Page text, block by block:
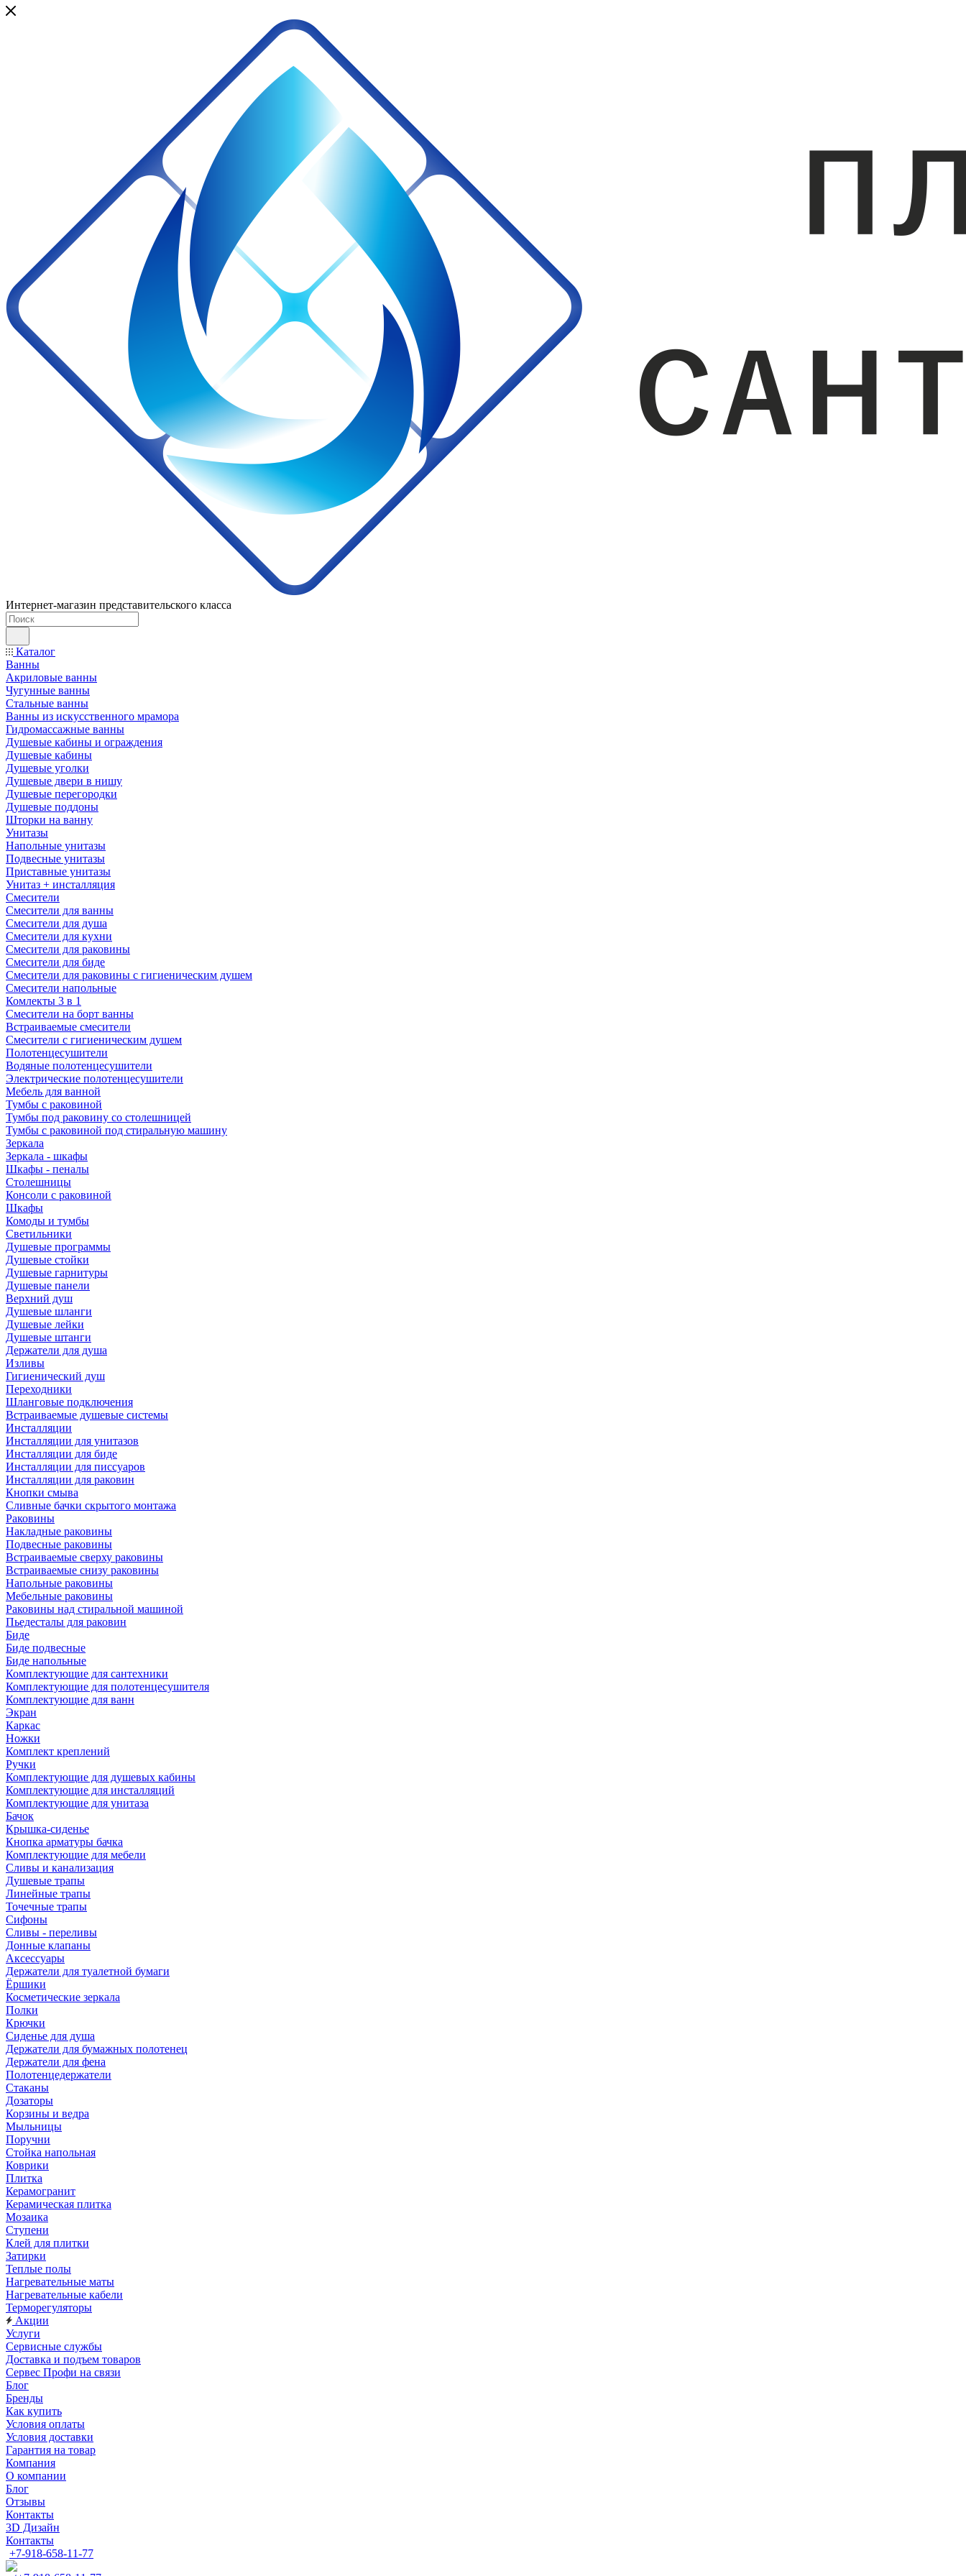
Интернет-магазин представительского класса
Каталог
Ванны
Акриловые ванны
Чугунные ванны
Стальные ванны
Ванны из искусственного мрамора
Гидромассажные ванны
Душевые кабины и ограждения
Душевые кабины
Душевые уголки
Душевые двери в нишу
Душевые перегородки
Душевые поддоны
Шторки на ванну
Унитазы
Напольные унитазы
Подвесные унитазы
Приставные унитазы
Унитаз + инсталляция
Смесители
Смесители для ванны
Смесители для душа
Смесители для кухни
Смесители для раковины
Смесители для биде
Смесители для раковины с гигиеническим душем
Смесители напольные
Комлекты 3 в 1
Смесители на борт ванны
Встраиваемые смесители
Смесители с гигиеническим душем
Полотенцесушители
Водяные полотенцесушители
Электрические полотенцесушители
Мебель для ванной
Тумбы с раковиной
Тумбы под раковину со столешницей
Тумбы с раковиной под стиральную машину
Зеркала
Зеркала - шкафы
Шкафы - пеналы
Столешницы
Консоли с раковиной
Шкафы
Комоды и тумбы
Светильники
Душевые программы
Душевые стойки
Душевые гарнитуры
Душевые панели
Верхний душ
Душевые шланги
Душевые лейки
Душевые штанги
Держатели для душа
Изливы
Гигиенический душ
Переходники
Шланговые подключения
Встраиваемые душевые системы
Инсталляции
Инсталляции для унитазов
Инсталляции для биде
Инсталляции для писсуаров
Инсталляции для раковин
Кнопки смыва
Сливные бачки скрытого монтажа
Раковины
Накладные раковины
Подвесные раковины
Встраиваемые сверху раковины
Встраиваемые снизу раковины
Напольные раковины
Мебельные раковины
Раковины над стиральной машиной
Пьедесталы для раковин
Биде
Биде подвесные
Биде напольные
Комплектующие для сантехники
Комплектующие для полотенцесушителя
Комплектующие для ванн
Экран
Каркас
Ножки
Комплект креплений
Ручки
Комплектующие для душевых кабины
Комплектующие для инсталляций
Комплектующие для унитаза
Бачок
Крышка-сиденье
Кнопка арматуры бачка
Комплектующие для мебели
Сливы и канализация
Душевые трапы
Линейные трапы
Точечные трапы
Сифоны
Сливы - переливы
Донные клапаны
Аксессуары
Держатели для туалетной бумаги
Ёршики
Косметические зеркала
Полки
Крючки
Сиденье для душа
Держатели для бумажных полотенец
Держатели для фена
Полотенцедержатели
Стаканы
Дозаторы
Корзины и ведра
Мыльницы
Поручни
Стойка напольная
Коврики
Плитка
Керамогранит
Керамическая плитка
Мозаика
Ступени
Клей для плитки
Затирки
Теплые полы
Нагревательные маты
Нагревательные кабели
Терморегуляторы
Акции
Услуги
Сервисные службы
Доставка и подъем товаров
Сервес Профи на связи
Блог
Бренды
Как купить
Условия оплаты
Условия доставки
Гарантия на товар
Компания
О компании
Блог
Отзывы
Контакты
3D Дизайн
Контакты
+7-918-658-11-77